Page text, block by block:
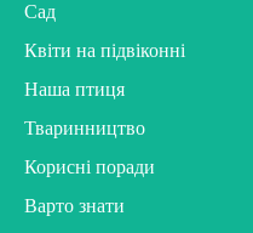
Сад
Квіти на підвіконні
Наша птиця
Тваринництво
Корисні поради
Варто знати